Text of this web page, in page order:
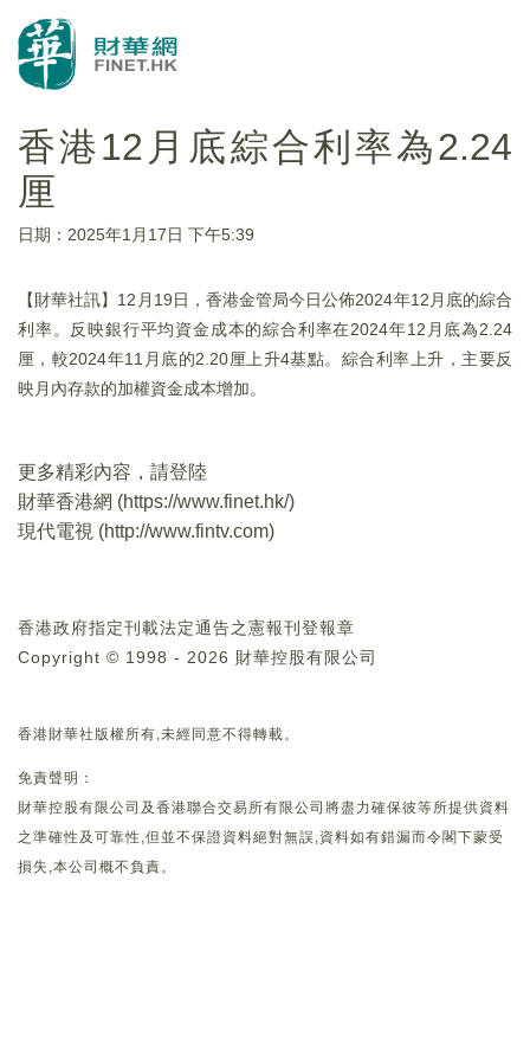
香港12月底綜合利率為2.24
厘
日期：2025年1月17日 下午5:39
【財華社訊】12月19日，香港金管局今日公佈2024年12月底的綜合
利率。反映銀行平均資金成本的綜合利率在2024年12月底為2.24
厘，較2024年11月底的2.20厘上升4基點。綜合利率上升，主要反
映月內存款的加權資金成本增加。
更多精彩內容，請登陸
財華香港網 (https://www.finet.hk/)
現代電視 (http://www.fintv.com)
香港政府指定刊載法定通告之憲報刊登報章
Copyright © 1998 - 2026 財華控股有限公司
香港財華社版權所有,未經同意不得轉載。
免責聲明：
財華控股有限公司及香港聯合交易所有限公司將盡力確保彼等所提供資料
之準確性及可靠性,但並不保證資料絕對無誤,資料如有錯漏而令閣下蒙受
損失,本公司概不負責。